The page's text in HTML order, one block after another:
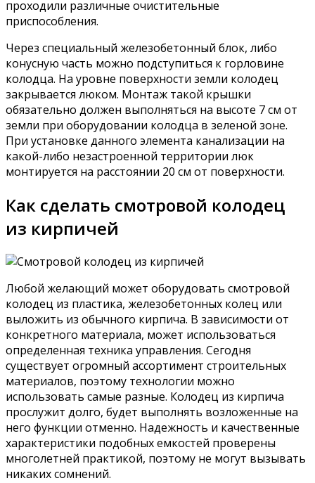
проходили различные очистительные
приспособления.
Через специальный железобетонный блок, либо
конусную часть можно подступиться к горловине
колодца. На уровне поверхности земли колодец
закрывается люком. Монтаж такой крышки
обязательно должен выполняться на высоте 7 см от
земли при оборудовании колодца в зеленой зоне.
При установке данного элемента канализации на
какой-либо незастроенной территории люк
монтируется на расстоянии 20 см от поверхности.
Как сделать смотровой колодец
из кирпичей
Любой желающий может оборудовать смотровой
колодец из пластика, железобетонных колец или
выложить из обычного кирпича. В зависимости от
конкретного материала, может использоваться
определенная техника управления. Сегодня
существует огромный ассортимент строительных
материалов, поэтому технологии можно
использовать самые разные. Колодец из кирпича
прослужит долго, будет выполнять возложенные на
него функции отменно. Надежность и качественные
характеристики подобных емкостей проверены
многолетней практикой, поэтому не могут вызывать
никаких сомнений.